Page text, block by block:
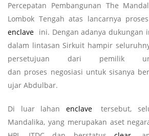
Percepatan Pembangunan The
Lombok Tengah atas lancarnya
enclave ini. Dengan adanya dukungan
dalam lintasan Sirkuit hampir
persetujuan dari pemilik
dan proses negosiasi untuk sisanya
ujar Abdulbar.
Di luar lahan enclave
tersebut,
Mandalika, yang merupakan aset